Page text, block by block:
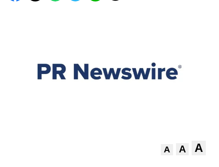
A A A